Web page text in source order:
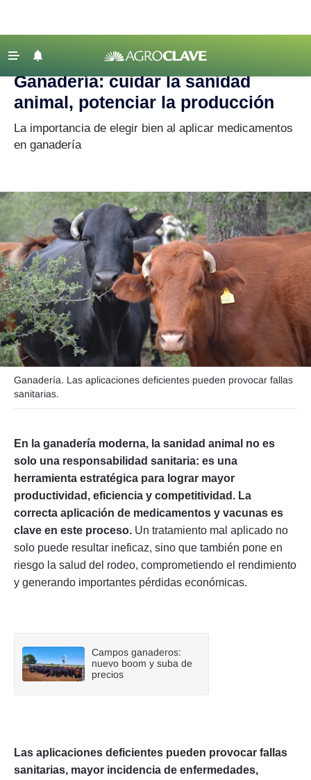
Agricultura
Lechería
Maquinaria agrícola
Agenda
Regionales
Clima
Agronegocios
Mercados
Seguinos
‹ VOLVER
Agroclave Ganadería | ganadería
Ganadería: cuidar la sanidad
animal, potenciar la producción
La importancia de elegir bien al aplicar medicamentos
en ganadería
Ganadería. Las aplicaciones deficientes pueden provocar fallas
sanitarias.
En la ganadería moderna, la sanidad animal no es
solo una responsabilidad sanitaria: es una
herramienta estratégica para lograr mayor
productividad, eficiencia y competitividad. La
correcta aplicación de medicamentos y vacunas es
clave en este proceso. Un tratamiento mal aplicado no
solo puede resultar ineficaz, sino que también pone en
riesgo la salud del rodeo, comprometiendo el rendimiento
y generando importantes pérdidas económicas.
Campos ganaderos:
nuevo boom y suba de
precios
Las aplicaciones deficientes pueden provocar fallas
sanitarias, mayor incidencia de enfermedades,